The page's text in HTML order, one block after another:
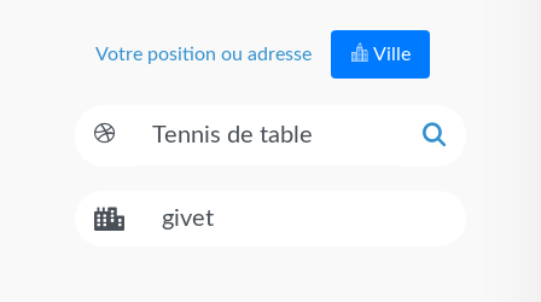
Votre position ou adresse Ville